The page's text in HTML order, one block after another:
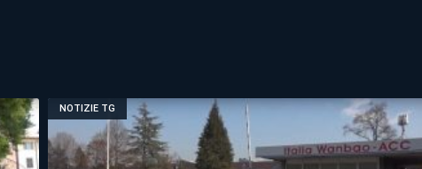
NOTIZIE TG